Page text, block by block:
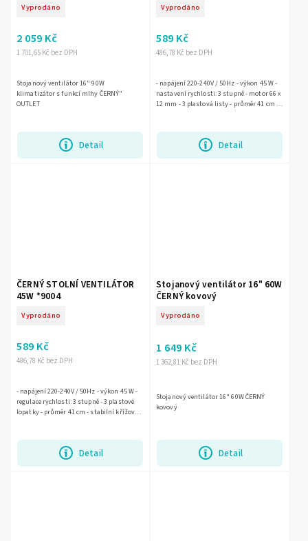
Vyprodáno
1 701,65 Kč bez DPH
2 059 Kč
Detail
Stojanový ventilátor 16" 90W
klimatizátor s funkcí mlhy ČERNÝ"
OUTLET
Vyprodáno
486,78 Kč bez DPH
589 Kč
Detail
- napájení 220-240V / 50Hz - výkon 45 W -
nastavení rychlosti: 3 stupně - motor 66 x
12 mm - 3 plastová listy - průměr 41 cm -
ČERNÝ STOLNÍ VENTILÁTOR
45W *9004
Vyprodáno
486,78 Kč bez DPH
589 Kč
Detail
- napájení 220-240V / 50Hz - výkon 45 W -
regulace rychlosti: 3 stupně - 3 plastové
lopatky - průměr 41 cm - stabilní křížová
Stojanový ventilátor 16" 60W
ČERNÝ kovový
Vyprodáno
1 362,81 Kč bez DPH
1 649 Kč
Detail
Stojanový ventilátor 16" 60W ČERNÝ
kovový